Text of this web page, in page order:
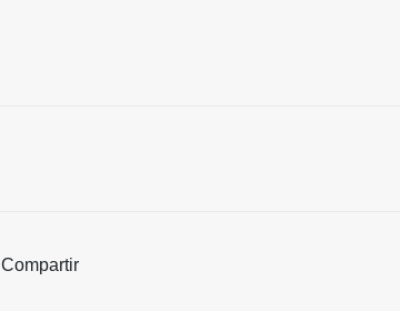
Compartir